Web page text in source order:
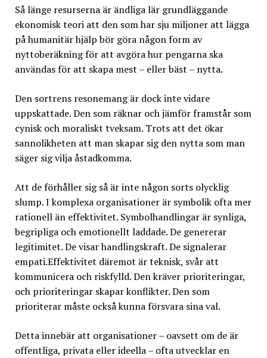
Så länge resurserna är ändliga lär grundläggande
ekonomisk teori att den som har sju miljoner att lägga
på humanitär hjälp bör göra någon form av
nyttoberäkning för att avgöra hur pengarna ska
användas för att skapa mest – eller bäst – nytta.
Den sortrens resonemang är dock inte vidare
uppskattade. Den som räknar och jämför framstår som
cynisk och moraliskt tveksam. Trots att det ökar
sannolikheten att man skapar sig den nytta som man
säger sig vilja åstadkomma.
Att de förhåller sig så är inte någon sorts olycklig
slump. I komplexa organisationer är symbolik ofta mer
rationell än effektivitet. Symbolhandlingar är synliga,
begripliga och emotionellt laddade. De genererar
legitimitet. De visar handlingskraft. De signalerar
empati.Effektivitet däremot är teknisk, svår att
kommunicera och riskfylld. Den kräver prioriteringar,
och prioriteringar skapar konflikter. Den som
prioriterar måste också kunna försvara sina val.
Detta innebär att organisationer – oavsett om de är
offentliga, privata eller ideella – ofta utvecklar en